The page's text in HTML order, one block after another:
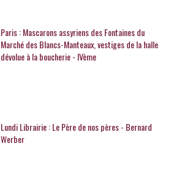
Paris : Mascarons assyriens des Fontaines du
Marché des Blancs-Manteaux, vestiges de la halle
dévolue à la boucherie - IVème
Lundi Librairie : Le Père de nos pères - Bernard
Werber